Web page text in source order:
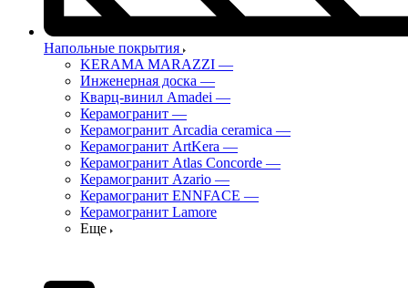
Напольные покрытия
KERAMA MARAZZI —
Инженерная доска —
Кварц-винил Amadei —
Керамогранит —
Керамогранит Arcadia ceramica —
Керамогранит ArtKera —
Керамогранит Atlas Concorde —
Керамогранит Azario —
Керамогранит ENNFACE —
Керамогранит Lamore
Еще